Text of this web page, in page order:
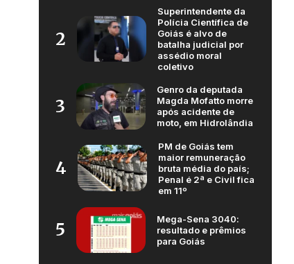
2
Superintendente da
Polícia Científica de
Goiás é alvo de
batalha judicial por
assédio moral
coletivo
3
Genro da deputada
Magda Mofatto morre
após acidente de
moto, em Hidrolândia
4
PM de Goiás tem
maior remuneração
bruta média do país;
Penal é 2ª e Civil fica
em 11º
5
Mega-Sena 3040:
resultado e prêmios
para Goiás